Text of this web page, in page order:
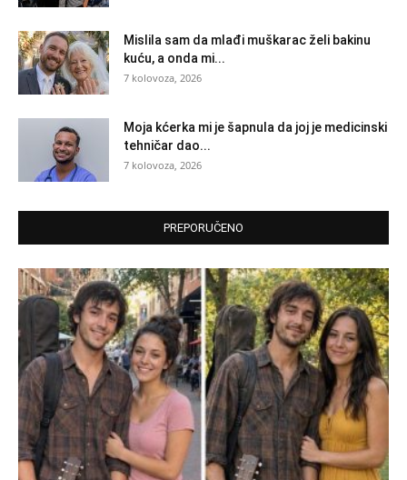
Mislila sam da mlađi muškarac želi bakinu
kuću, a onda mi...
7 kolovoza, 2026
Moja kćerka mi je šapnula da joj je medicinski
tehničar dao...
7 kolovoza, 2026
PREPORUČENO